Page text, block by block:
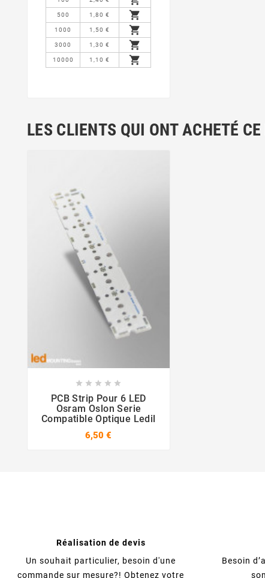
500 1,80 € 
1000 1,50 € 
3000 1,30 € 
10000 1,10 € 
LES CLIENTS QUI ONT ACHETÉ
 
    
PCB Strip Pour 6 LED
Osram Oslon Serie
Compatible Optique Ledil
6,50 €
Réalisation de devis
Un souhait particulier, besoin d'une
commande sur mesure?! Obtenez votre
Besoin